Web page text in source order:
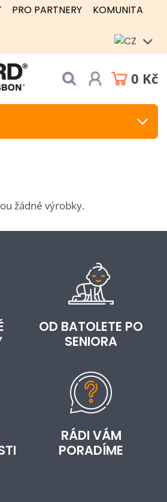
PRO PARTNERY
KOMUNITA
0 Kč
žádné výrobky.
OD BATOLETE PO
SENIORA
RÁDI VÁM
PORADÍME